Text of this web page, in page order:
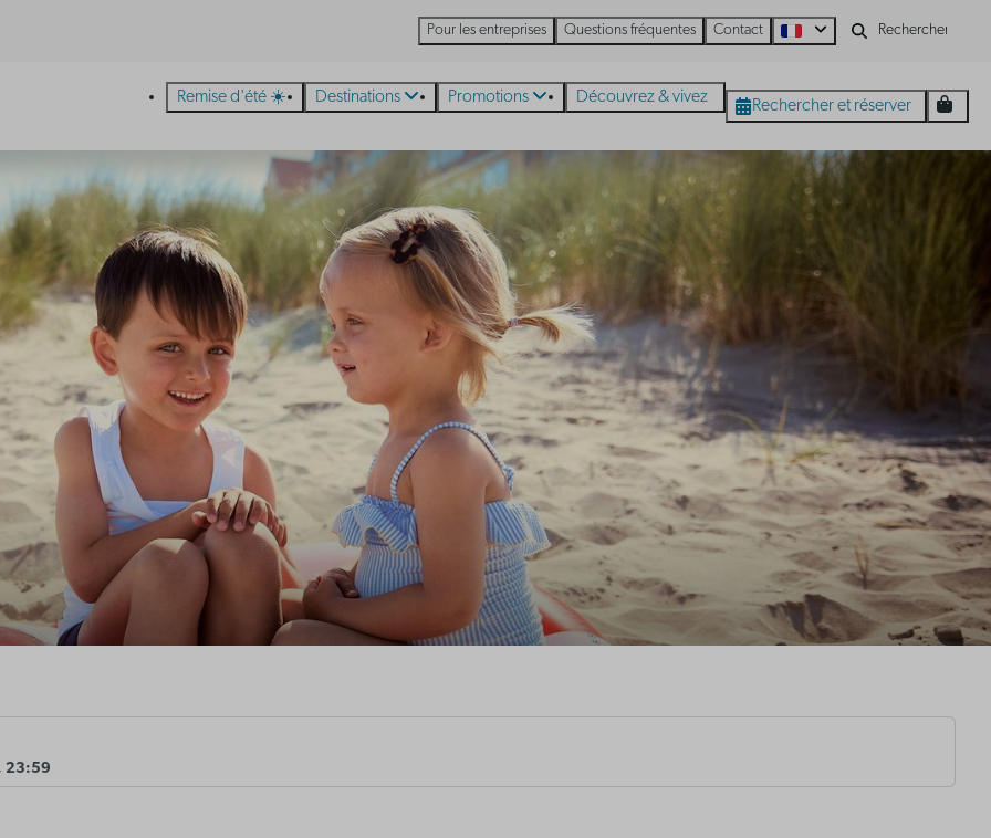
Pour les entreprises Questions fréquentes Contact
Remise d'été ☀️ Destinations Promotions Découvrez & vivez Rechercher et réserver
23:59